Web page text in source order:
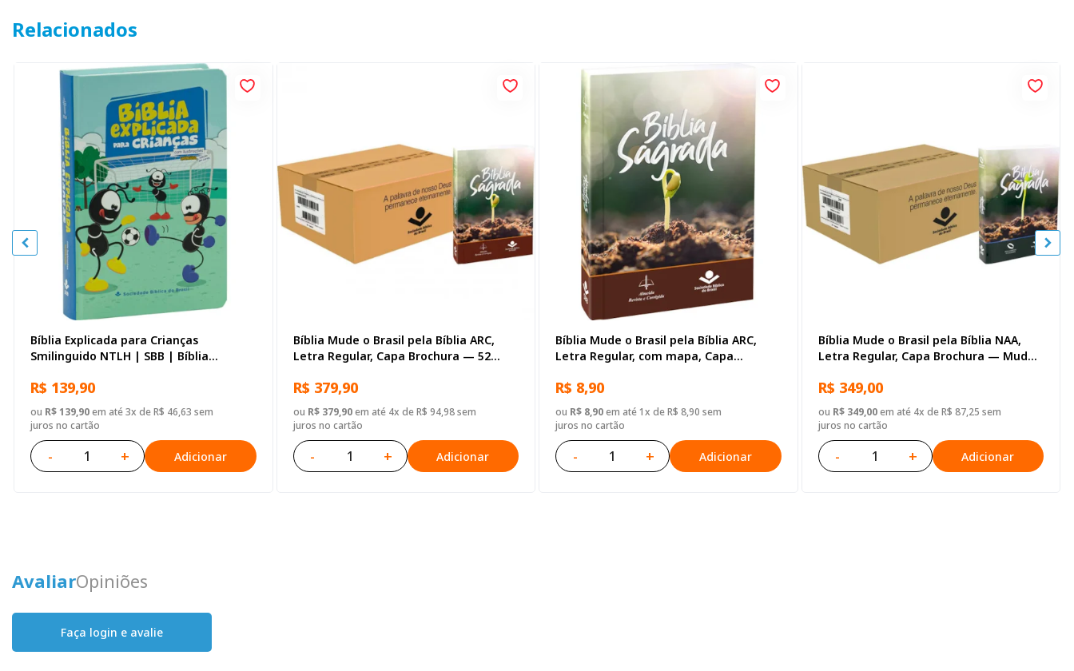
Relacionados
Bíblia Explicada para Crianças
Smilinguido NTLH | SBB | Bíblia
ilustrada, futebol
R$ 139,90
ou R$ 139,90em até 3x de R$ 46,63 sem
juros no cartão
- + Adicionar
Bíblia Mude o Brasil pela Bíblia ARC,
Letra Regular, Capa Brochura — 52
R$ 379,90
ou R$ 379,90em até 4x de R$ 94,98 sem
juros no cartão
- + Adicionar
Bíblia Mude o Brasil pela Bíblia ARC,
Letra Regular, com mapa, Capa
R$ 8,90
ou R$ 8,90em até 1x de R$ 8,90 sem
juros no cartão
- + Adicionar
Bíblia Mude o Brasil pela Bíblia NAA,
Letra Regular, Capa Brochura — Mude
R$ 349,00
ou R$ 349,00em até 4x de R$ 87,25 sem
juros no cartão
- + Adicionar
AvaliarOpiniões
Faça login e avalie